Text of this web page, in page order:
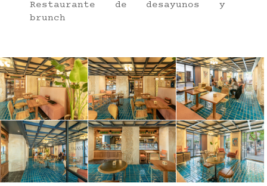
Restaurante de desayunos y
brunch